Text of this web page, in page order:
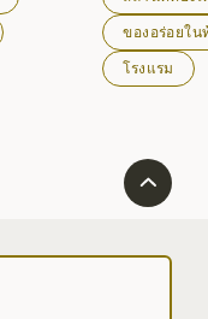
ของอร่อยใน
โรงแรม